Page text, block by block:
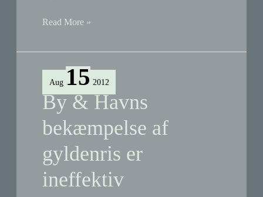
By
Havn
bekæmper
ikke
gyldenris
i
2012!
Read More »
Aug 15 2012
By & Havns
bekæmpelse af
gyldenris er
ineffektiv